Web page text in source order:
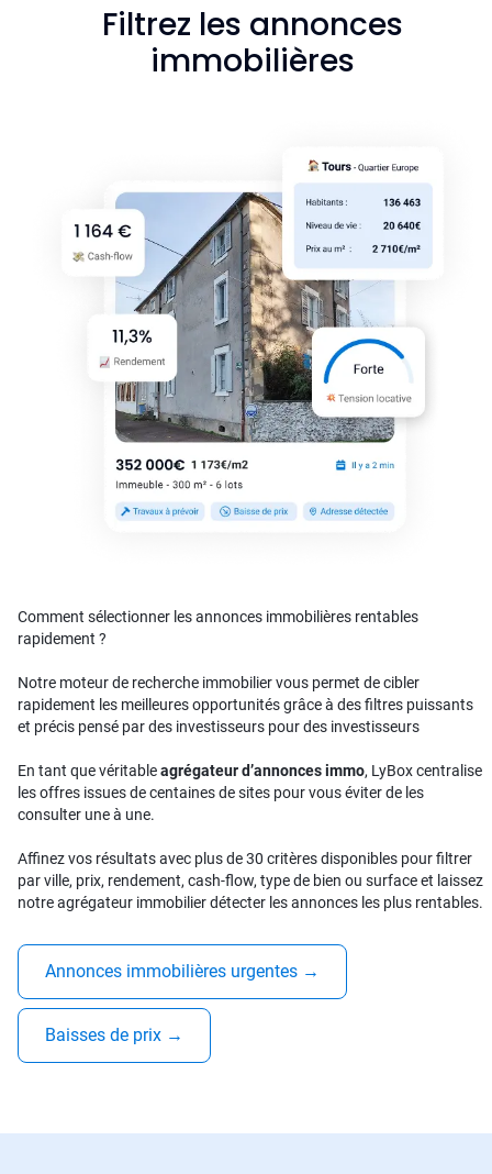
Filtrez les annonces
immobilières
Comment sélectionner les annonces immobilières rentables
rapidement ?
Notre moteur de recherche immobilier vous permet de cibler
rapidement les meilleures opportunités grâce à des filtres puissants
et précis pensé par des investisseurs pour des investisseurs
En tant que véritableagrégateur d’annonces immo, LyBox centralise
les offres issues de centaines de sites pour vous éviter de les
consulter une à une.
Affinez vos résultats avec plus de 30 critères disponibles pour filtrer
par ville, prix, rendement, cash-flow, type de bien ou surface et laissez
notre agrégateur immobilier détecter les annonces les plus rentables.
Annonces immobilières urgentes →
Baisses de prix →